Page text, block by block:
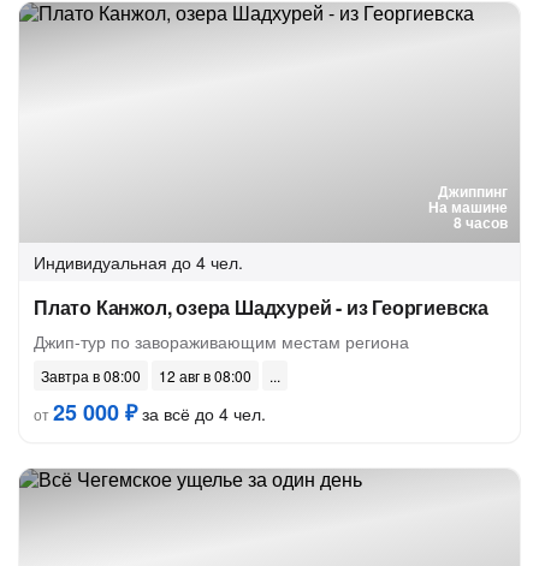
Джиппинг
На машине
8 часов
Индивидуальная до 4 чел.
Плато Канжол, озера Шадхурей - из Георгиевска
Джип-тур по завораживающим местам региона
Завтра в 08:00
12 авг в 08:00
от25 000 ₽за всё до 4 чел.